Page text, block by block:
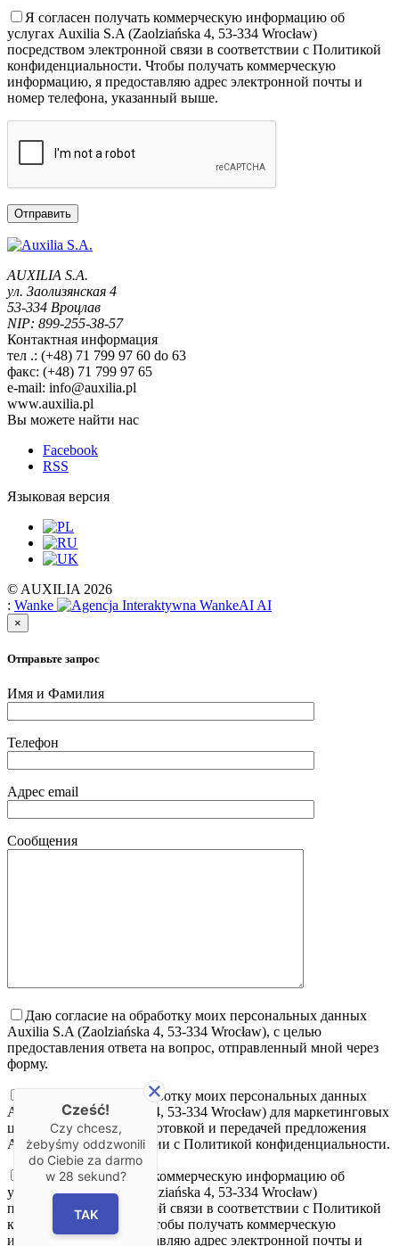
Я согласен получать коммерческую информацию об
услугах Auxilia S.A (Zaolziańska 4, 53-334 Wrocław)
посредством электронной связи в соответствии с Политикой
конфиденциальности. Чтобы получать коммерческую
информацию, я предоставляю адрес электронной почты и
номер телефона, указанный выше.
AUXILIA S.A.
ул. Заолизянская 4
53-334 Вроцлав
NIP: 899-255-38-57
Контактная информация
тел .: (+48) 71 799 97 60 do 63
факс: (+48) 71 799 97 65
e-mail: info@auxilia.pl
www.auxilia.pl
Вы можете найти нас
Facebook
RSS
Языковая версия
© AUXILIA 2026
: Wanke AI
×
Отправьте запрос
Имя и Фамилия
Телефон
Адрес email
Сообщения
Даю согласие на обработку моих персональных данных
Auxilia S.A (Zaolziańska 4, 53-334 Wrocław), с целью
предоставления ответа на вопрос, отправленный мной через
форму.
Даю согласие на обработку моих персональных данных
Auxilia S.A (Zaolziańska 4, 53-334 Wrocław) для маркетинговых
целей, связанных с подготовкой и передачей предложения
Auxilia S.A в соответствии с Политикой конфиденциальности.
Я согласен получать коммерческую информацию об
услугах Auxilia S.A (Zaolziańska 4, 53-334 Wrocław)
посредством электронной связи в соответствии с Политикой
конфиденциальности. Чтобы получать коммерческую
информацию, я предоставляю адрес электронной почты и
Cześć!
Czy chcesz,
żebyśmy oddzwonili
do Ciebie za darmo
w 28 sekund?
TAK